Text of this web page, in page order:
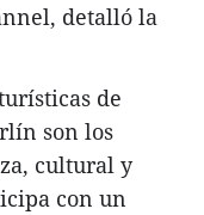
detalló la
de
son los
cultural y
con un